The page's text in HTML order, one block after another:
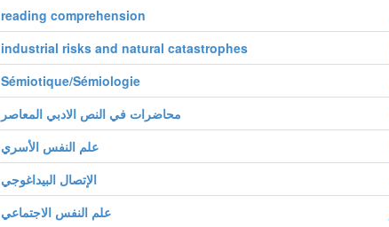
reading comprehension
industrial risks and natural catastrophes
Sémiotique/Sémiologie
محاضرات في النص الادبي المعاصر
علم النفس الأسري
الإتصال البيداغوجي
علم النفس الاجتماعي